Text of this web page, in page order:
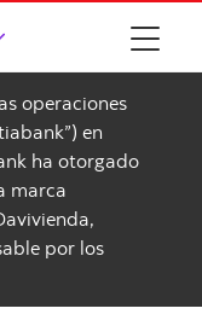
operaciones
en
ha otorgado
marca
por los